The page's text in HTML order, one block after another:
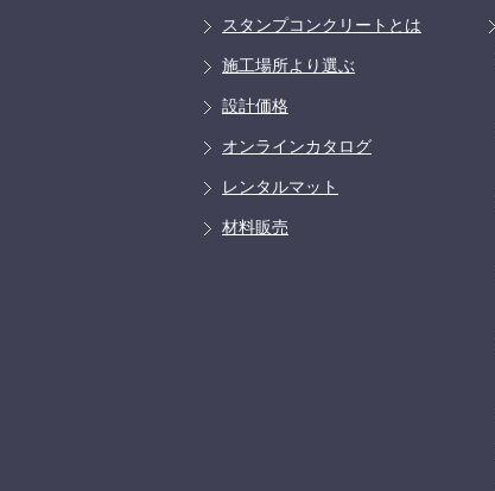
スタンプコンクリートとは
施工場所より選ぶ
設計価格
オンラインカタログ
レンタルマット
材料販売